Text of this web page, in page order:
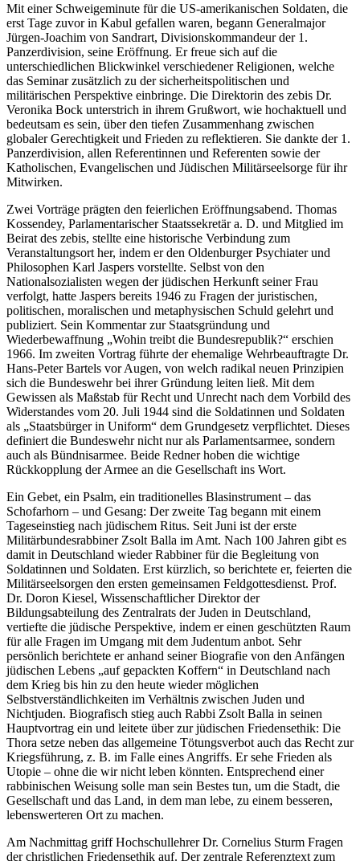
Mit einer Schweigeminute für die US-amerikanischen Soldaten, die
erst Tage zuvor in Kabul gefallen waren, begann Generalmajor
Jürgen-Joachim von Sandrart, Divisionskommandeur der 1.
Panzerdivision, seine Eröffnung. Er freue sich auf die
unterschiedlichen Blickwinkel verschiedener Religionen, welche
das Seminar zusätzlich zu der sicherheitspolitischen und
militärischen Perspektive einbringe. Die Direktorin des zebis Dr.
Veronika Bock unterstrich in ihrem Grußwort, wie hochaktuell und
bedeutsam es sein, über den tiefen Zusammenhang zwischen
globaler Gerechtigkeit und Frieden zu reflektieren. Sie dankte der 1.
Panzerdivision, allen Referentinnen und Referenten sowie der
Katholischen, Evangelischen und Jüdischen Militärseelsorge für ihr
Mitwirken.
Zwei Vorträge prägten den feierlichen Eröffnungsabend. Thomas
Kossendey, Parlamentarischer Staatssekretär a. D. und Mitglied im
Beirat des zebis, stellte eine historische Verbindung zum
Veranstaltungsort her, indem er den Oldenburger Psychiater und
Philosophen Karl Jaspers vorstellte. Selbst von den
Nationalsozialisten wegen der jüdischen Herkunft seiner Frau
verfolgt, hatte Jaspers bereits 1946 zu Fragen der juristischen,
politischen, moralischen und metaphysischen Schuld gelehrt und
publiziert. Sein Kommentar zur Staatsgründung und
Wiederbewaffnung „Wohin treibt die Bundesrepublik?“ erschien
1966. Im zweiten Vortrag führte der ehemalige Wehrbeauftragte Dr.
Hans-Peter Bartels vor Augen, von welch radikal neuen Prinzipien
sich die Bundeswehr bei ihrer Gründung leiten ließ. Mit dem
Gewissen als Maßstab für Recht und Unrecht nach dem Vorbild des
Widerstandes vom 20. Juli 1944 sind die Soldatinnen und Soldaten
als „Staatsbürger in Uniform“ dem Grundgesetz verpflichtet. Dieses
definiert die Bundeswehr nicht nur als Parlamentsarmee, sondern
auch als Bündnisarmee. Beide Redner hoben die wichtige
Rückkopplung der Armee an die Gesellschaft ins Wort.
Ein Gebet, ein Psalm, ein traditionelles Blasinstrument – das
Schofarhorn – und Gesang: Der zweite Tag begann mit einem
Tageseinstieg nach jüdischem Ritus. Seit Juni ist der erste
Militärbundesrabbiner Zsolt Balla im Amt. Nach 100 Jahren gibt es
damit in Deutschland wieder Rabbiner für die Begleitung von
Soldatinnen und Soldaten. Erst kürzlich, so berichtete er, feierten die
Militärseelsorgen den ersten gemeinsamen Feldgottesdienst. Prof.
Dr. Doron Kiesel, Wissenschaftlicher Direktor der
Bildungsabteilung des Zentralrats der Juden in Deutschland,
vertiefte die jüdische Perspektive, indem er einen geschützten Raum
für alle Fragen im Umgang mit dem Judentum anbot. Sehr
persönlich berichtete er anhand seiner Biografie von den Anfängen
jüdischen Lebens „auf gepackten Koffern“ in Deutschland nach
dem Krieg bis hin zu den heute wieder möglichen
Selbstverständlichkeiten im Verhältnis zwischen Juden und
Nichtjuden. Biografisch stieg auch Rabbi Zsolt Balla in seinen
Hauptvortrag ein und leitete über zur jüdischen Friedensethik: Die
Thora setze neben das allgemeine Tötungsverbot auch das Recht zur
Kriegsführung, z. B. im Falle eines Angriffs. Er sehe Frieden als
Utopie – ohne die wir nicht leben könnten. Entsprechend einer
rabbinischen Weisung solle man sein Bestes tun, um die Stadt, die
Gesellschaft und das Land, in dem man lebe, zu einem besseren,
lebenswerteren Ort zu machen.
Am Nachmittag griff Hochschullehrer Dr. Cornelius Sturm Fragen
der christlichen Friedensethik auf. Der zentrale Referenztext zum